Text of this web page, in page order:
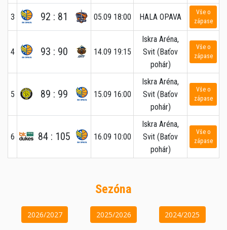
3 92 : 81 05.09 18:00 HALA OPAVA
Vše o
zápase
4 93 : 90 14.09 19:15
Iskra Aréna,
Svit (Baťov
pohár)
Vše o
zápase
5 89 : 99 15.09 16:00
Iskra Aréna,
Svit (Baťov
pohár)
Vše o
zápase
6 84 : 105 16.09 10:00
Iskra Aréna,
Svit (Baťov
pohár)
Vše o
zápase
Sezóna
2026/2027 2025/2026 2024/2025